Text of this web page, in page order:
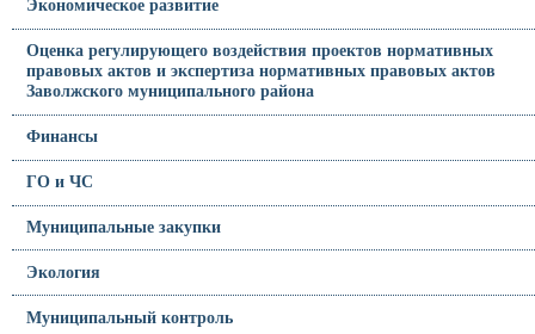
Экономическое развитие
Оценка регулирующего воздействия проектов нормативных
правовых актов и экспертиза нормативных правовых актов
Заволжского муниципального района
Финансы
ГО и ЧС
Муниципальные закупки
Экология
Муниципальный контроль